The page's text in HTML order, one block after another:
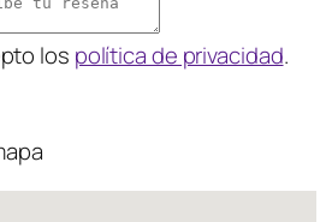
los política de privacidad.